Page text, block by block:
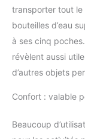
transporter tout le
bouteilles d’eau
à ses cinq
révèlent aussi
d’autres objets
Confort : valable
Beaucoup